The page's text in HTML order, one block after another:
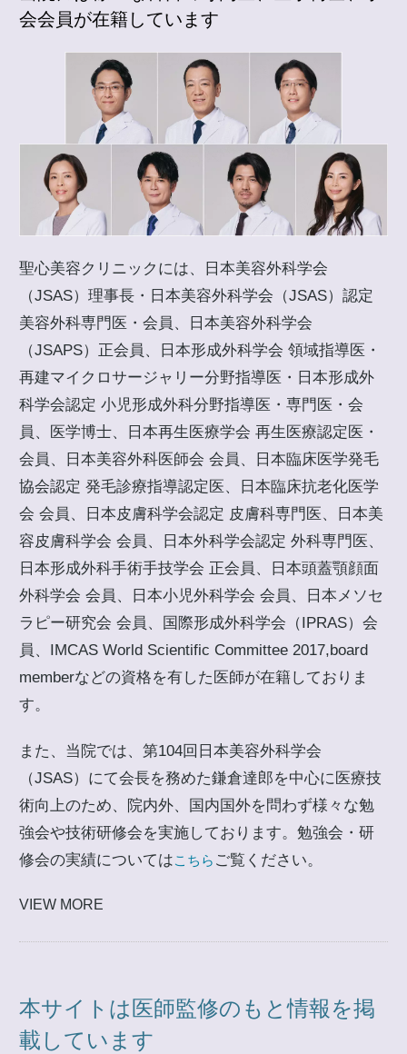
会会員が在籍しています
聖心美容クリニックには、日本美容外科学会
（JSAS）理事長・日本美容外科学会（JSAS）認定
美容外科専門医・会員、日本美容外科学会
（JSAPS）正会員、日本形成外科学会 領域指導医・
再建マイクロサージャリー分野指導医・日本形成外
科学会認定 小児形成外科分野指導医・専門医・会
員、医学博士、日本再生医療学会 再生医療認定医・
会員、日本美容外科医師会 会員、日本臨床医学発毛
協会認定 発毛診療指導認定医、日本臨床抗老化医学
会 会員、日本皮膚科学会認定 皮膚科専門医、日本美
容皮膚科学会 会員、日本外科学会認定 外科専門医、
日本形成外科手術手技学会 正会員、日本頭蓋顎顔面
外科学会 会員、日本小児外科学会 会員、日本メソセ
ラピー研究会 会員、国際形成外科学会（IPRAS）会
員、IMCAS World Scientific Committee 2017,board
memberなどの資格を有した医師が在籍しておりま
す。
また、当院では、第104回日本美容外科学会
（JSAS）にて会長を務めた鎌倉達郎を中心に医療技
術向上のため、院内外、国内国外を問わず様々な勉
強会や技術研修会を実施しております。勉強会・研
修会の実績についてはこちら ご覧ください。
VIEW MORE
本サイトは医師監修のもと情報を掲
載しています